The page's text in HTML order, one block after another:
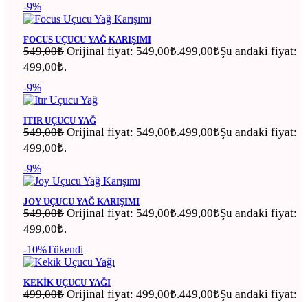
-9%
FOCUS UÇUCU YAĞ KARIŞIMI
549,00₺ Orijinal fiyat: 549,00₺.499,00₺Şu andaki fiyat:
499,00₺.
-9%
ITIR UÇUCU YAĞ
549,00₺ Orijinal fiyat: 549,00₺.499,00₺Şu andaki fiyat:
499,00₺.
-9%
JOY UÇUCU YAĞ KARIŞIMI
549,00₺ Orijinal fiyat: 549,00₺.499,00₺Şu andaki fiyat:
499,00₺.
-10%Tükendi
KEKIK UÇUCU YAĞI
499,00₺ Orijinal fiyat: 499,00₺.449,00₺Şu andaki fiyat: